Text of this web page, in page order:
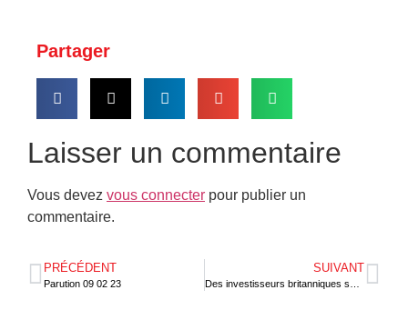
Partager
Laisser un commentaire
Vous devez vous connecter pour publier un
commentaire.
PRÉCÉDENT
Parution 09 02 23
SUIVANT